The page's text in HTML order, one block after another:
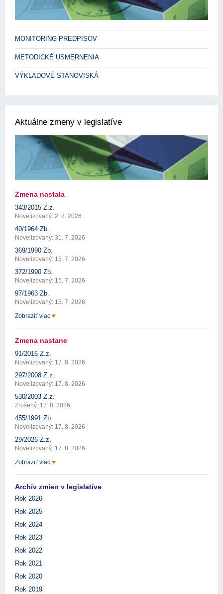
MONITORING PREDPISOV
METODICKÉ USMERNENIA
VÝKLADOVÉ STANOVISKÁ
Aktuálne zmeny v legislatíve
Zmena nastala
343/2015 Z.z.
Novelizovaný: 2. 8. 2026
40/1964 Zb.
Novelizovaný: 31. 7. 2026
369/1990 Zb.
Novelizovaný: 15. 7. 2026
372/1990 Zb.
Novelizovaný: 15. 7. 2026
97/1963 Zb.
Novelizovaný: 15. 7. 2026
Zobraziť viac
Zmena nastane
91/2016 Z.z.
Novelizovaný: 17. 8. 2026
297/2008 Z.z.
Novelizovaný: 17. 8. 2026
530/2003 Z.z.
Zrušený: 17. 8. 2026
455/1991 Zb.
Novelizovaný: 17. 8. 2026
29/2026 Z.z.
Novelizovaný: 17. 8. 2026
Zobraziť viac
Archív zmien v legislatíve
Rok 2026
Rok 2025
Rok 2024
Rok 2023
Rok 2022
Rok 2021
Rok 2020
Rok 2019